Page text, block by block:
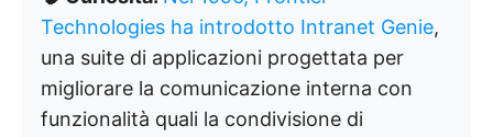
Technologies ha introdotto Intranet Genie,
una suite di applicazioni progettata per
migliorare la comunicazione interna con
funzionalità quali la condivisione di